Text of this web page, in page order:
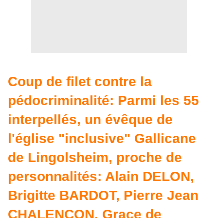
Coup de filet contre la
pédocriminalité: Parmi les 55
interpellés, un évêque de
l'église "inclusive" Gallicane
de Lingolsheim, proche de
personnalités: Alain DELON,
Brigitte BARDOT, Pierre Jean
CHALENCON, Grace de